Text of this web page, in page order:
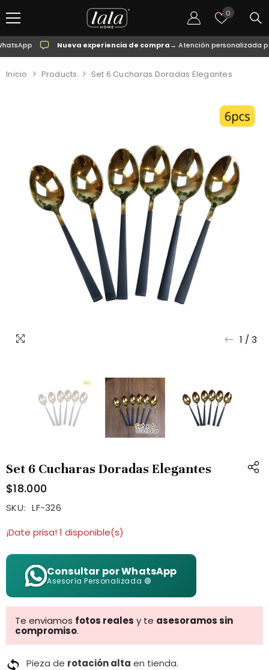
0 Listas
deseos
Nueva experiencia de compra→ Atención personalizada por
Inicio Products Set 6 Cucharas Doradas Elegantes
1 / 3
Set 6 Cucharas Doradas Elegantes
$18.000
SKU: LF-326
¡Date prisa! 1 disponible(s)
Consultar por WhatsApp
Asesoría Personalizada 🟢
Te enviamos fotos reales y te asesoramos sin
compromiso.
Pieza de rotación alta en tienda.